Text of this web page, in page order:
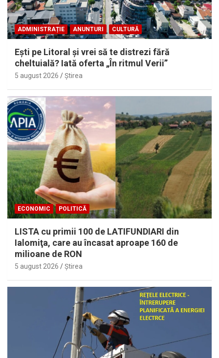
ADMINISTRAȚIE ANUNTURI CULTURĂ
Eşti pe Litoral şi vrei să te distrezi fără
cheltuială? Iată oferta „În ritmul Verii”
5 august 2026 Ştirea
ECONOMIC POLITICĂ
LISTA cu primii 100 de LATIFUNDIARI din
Ialomiţa, care au încasat aproape 160 de
milioane de RON
5 august 2026 Ştirea